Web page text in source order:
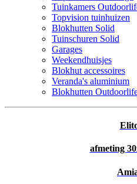
Tuinkamers
Topvision tuinhuizen
Blokhutten Solid
Tuinschuren Solid
Garages
Weekendhuisjes
Blokhut accessoires
Veranda's aluminium
Blokhutten
afmeting